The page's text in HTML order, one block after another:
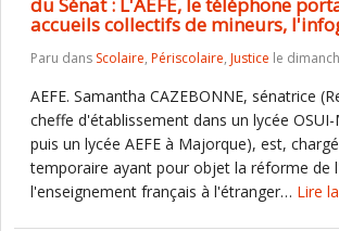
accueils collectifs de mineurs,
Paru dans Scolaire, Périscolaire, Justice le
AEFE. Samantha CAZEBONNE, sénatrice
cheffe d'établissement dans un lycée
puis un lycée AEFE à Majorque), est,
temporaire ayant pour objet la réforme de
l'enseignement français à l'étranger… Lire